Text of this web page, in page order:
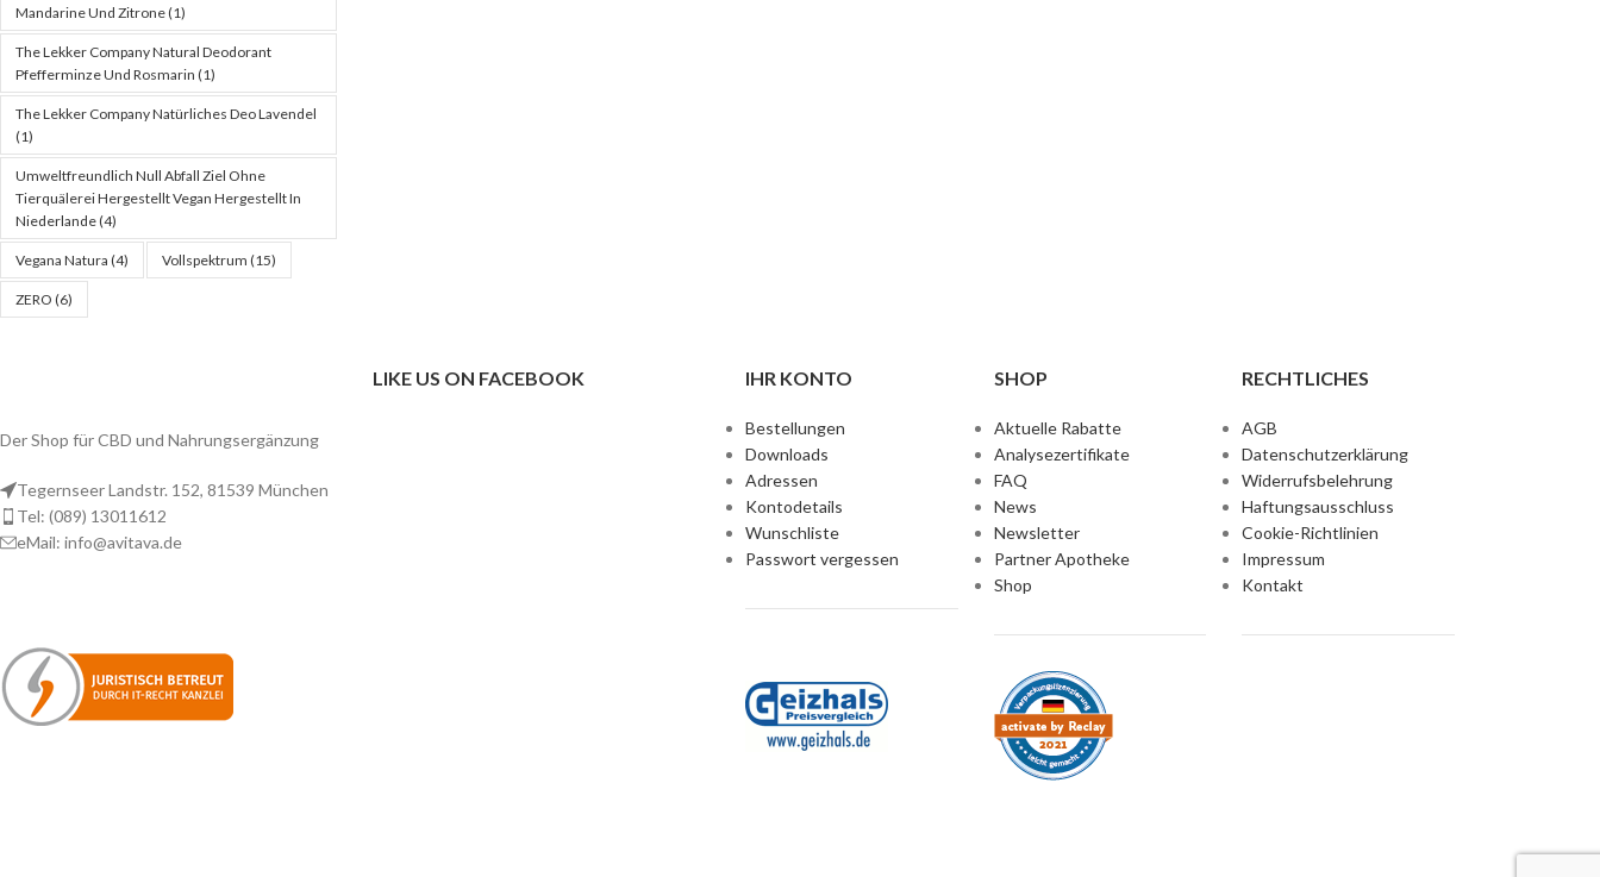
Mandarine Und Zitrone(1)
The Lekker Company Natural Deodorant
Pfefferminze Und Rosmarin (1)
The Lekker Company Natürliches Deo Lavendel
(1)
Umweltfreundlich Null Abfall Ziel Ohne
Tierquälerei Hergestellt Vegan Hergestellt In
Niederlande(4)
Vegana Natura (4) Vollspektrum (15)
ZERO (6)
Der Shop für CBD und Nahrungsergänzung
Tegernseer Landstr. 152, 81539 München
Tel: (089) 13011612
eMail: info@avitava.de
LIKE US ON FACEBOOK IHR KONTO
Bestellungen
Downloads
Adressen
Kontodetails
Wunschliste
Passwort vergessen
SHOP
Aktuelle Rabatte
Analysezertifikate
FAQ
News
Newsletter
Partner Apotheke
Shop
RECHTLICHES
AGB
Datenschutzerklärung
Widerrufsbelehrung
Haftungsausschluss
Cookie-Richtlinien
Impressum
Kontakt